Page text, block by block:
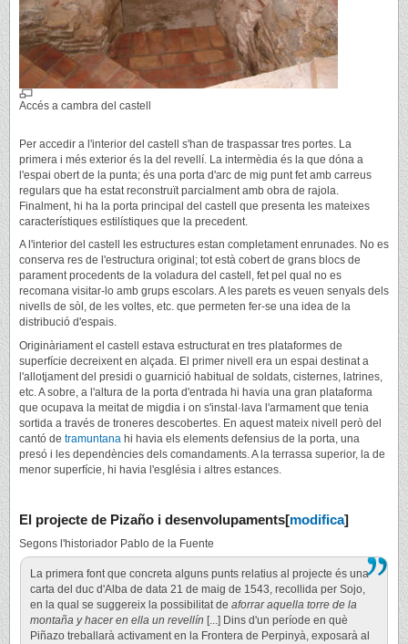
Accés a cambra del castell
Per accedir a l'interior del castell s'han de traspassar tres portes. La
primera i més exterior és la del revellí. La intermèdia és la que dóna a
l'espai obert de la punta; és una porta d'arc de mig punt fet amb carreus
regulars que ha estat reconstruït parcialment amb obra de rajola.
Finalment, hi ha la porta principal del castell que presenta les mateixes
característiques estilístiques que la precedent.
A l'interior del castell les estructures estan completament enrunades. No es
conserva res de l'estructura original; tot està cobert de grans blocs de
parament procedents de la voladura del castell, fet pel qual no es
recomana visitar-lo amb grups escolars. A les parets es veuen senyals dels
nivells de sòl, de les voltes, etc. que permeten fer-se una idea de la
distribució d'espais.
Originàriament el castell estava estructurat en tres plataformes de
superfície decreixent en alçada. El primer nivell era un espai destinat a
l'allotjament del presidi o guarnició habitual de soldats, cisternes, latrines,
etc. A sobre, a l'altura de la porta d'entrada hi havia una gran plataforma
que ocupava la meitat de migdia i on s'instal·lava l'armament que tenia
sortida a través de troneres descobertes. En aquest mateix nivell però del
cantó de tramuntana hi havia els elements defensius de la porta, una
presó i les dependències dels comandaments. A la terrassa superior, la de
menor superfície, hi havia l'església i altres estances.
El projecte de Pizaño i desenvolupaments[modifica]
Segons l'historiador Pablo de la Fuente
La primera font que concreta alguns punts relatius al projecte és una
carta del duc d'Alba de data 21 de maig de 1543, recollida per Sojo,
en la qual se suggereix la possibilitat de aforrar aquella torre de la
montaña y hacer en ella un revellín [...] Dins d'un període en què
Piñazo treballarà activament en la Frontera de Perpinyà, exposarà al